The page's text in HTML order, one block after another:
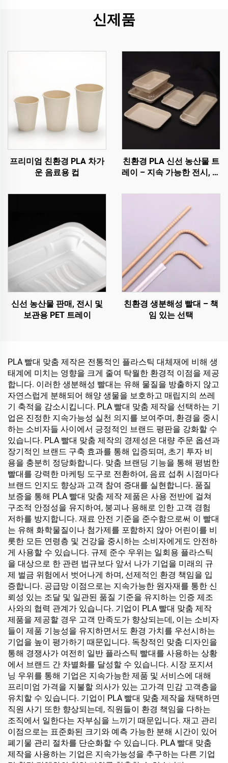
신제품
프리미엄 친환경 PLA 차가
운 음료용 컵
친환경 PLA 신선 농산물 트
레이 – 지속 가능한 전시, 판
신선 농산물 판매, 전시 및
보관용 PET 트레이
친환경 생분해성 빨대 – 책
임 있는 선택
PLA 빨대 맞춤 제작은 전통적인 플라스틱 대체재에 비해 생
태계에 미치는 영향을 크게 줄여 탁월한 환경적 이점을 제공
합니다. 이러한 생분해성 빨대는 유해 물질을 방출하지 않고
자연스럽게 분해되어 해양 생물을 보호하고 매립지의 쓰레
기 축적을 감소시킵니다. PLA 빨대 맞춤 제작을 선택하는 기
업은 진정한 지속가능성 실천 의지를 보여주며, 환경을 중시
하는 소비자들 사이에서 긍정적인 브랜드 평판을 강화할 수
있습니다. PLA 빨대 맞춤 제작의 경제성은 대량 주문 옵션과
장기적인 브랜드 구축 효과를 통해 입증되며, 초기 투자 비
용을 충분히 정당화합니다. 맞춤 브랜딩 기능을 통해 평범한
빨대를 강력한 마케팅 도구로 전환하여, 음료 섭취 시점마다
브랜드 인지도 향상과 고객 참여 증대를 실현합니다. 품질
보증을 통해 PLA 빨대 맞춤 제작 제품은 사용 전반에 걸쳐
구조적 안정성을 유지하여, 붕괴나 용해로 인한 고객 경험
저하를 방지합니다. 재료 안전 기준을 준수함으로써 이 빨대
는 유해 화학물질이나 첨가제를 포함하지 않아 어린이를 비
롯한 모든 연령층 및 건강을 중시하는 소비자에게도 안전하
게 사용할 수 있습니다. 규제 준수 우위는 일회용 플라스틱
을 대상으로 한 관련 법규보다 앞서 나가 기업을 미래의 규
제 벌금 위험에서 벗어나게 하며, 선제적인 환경 책임을 입
증합니다. 공급망 이점으로는 지속가능한 원자재를 통한 신
뢰성 있는 조달 및 일관된 품질 기준을 유지하는 인증 제조
사와의 협력 관계가 있습니다. 기업이 PLA 빨대 맞춤 제작
제품을 제공할 경우 고객 만족도가 향상되는데, 이는 소비자
들이 제품 기능성을 유지하면서도 환경 가치를 우선시하는
기업을 높이 평가하기 때문입니다. 독창적인 맞춤 디자인을
통해 경쟁사가 여전히 일반 플라스틱 빨대를 사용하는 상황
에서 브랜드 간 차별화를 달성할 수 있습니다. 시장 포지셔
닝 우위를 통해 기업은 지속가능한 제품 및 서비스에 대해
프리미엄 가격을 지불할 의사가 있는 고가격 민감 고객층을
유치할 수 있습니다. 기업이 PLA 빨대 맞춤 제작을 채택하면
직원 사기 또한 향상되는데, 직원들이 환경 책임을 다하는
조직에서 일한다는 자부심을 느끼기 때문입니다. 재고 관리
이점으로는 표준화된 크기와 예측 가능한 분해 시간이 있어
폐기물 관리 절차를 단순화할 수 있습니다. PLA 빨대 맞춤
제작을 사용하는 기업은 지속가능성을 추구하는 다른 기업